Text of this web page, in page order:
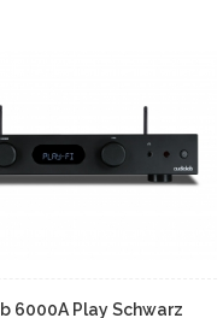
6000A Play Schwarz